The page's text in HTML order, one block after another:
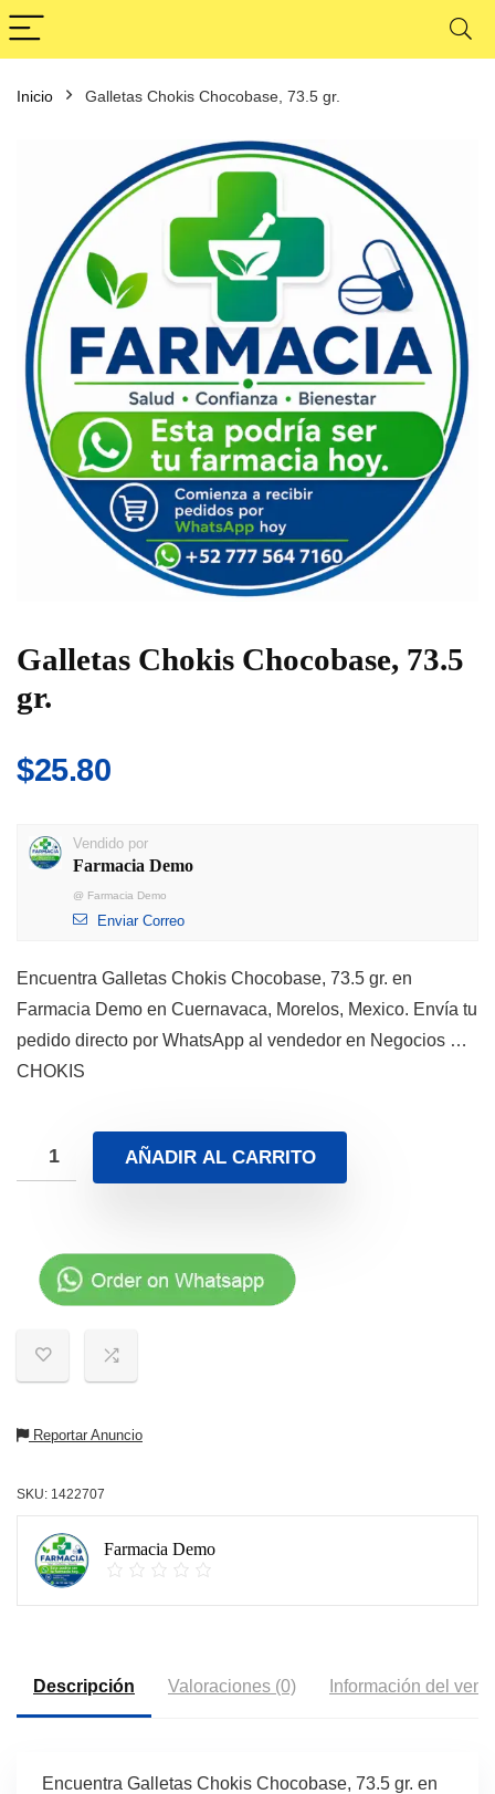
Inicio Galletas Chokis Chocobase, 73.5 gr.
Galletas Chokis Chocobase, 73.5
gr.
$25.80
Vendido por
Farmacia Demo
@ Farmacia Demo
Enviar Correo
Encuentra Galletas Chokis Chocobase, 73.5 gr. en
Farmacia Demo en Cuernavaca, Morelos, Mexico. Envía tu
pedido directo por WhatsApp al vendedor en Negocios …
CHOKIS
AÑADIR AL CARRITO
Reportar Anuncio
SKU: 1422707
Farmacia Demo
Descripción Valoraciones (0) Información del
Encuentra Galletas Chokis Chocobase, 73.5 gr. en